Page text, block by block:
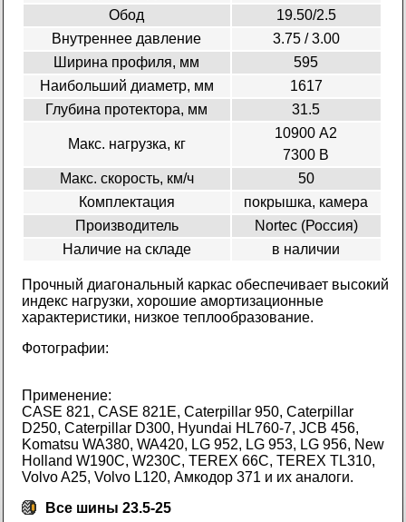
Обод
19.50/2.5
Внутреннее давление
3.75 / 3.00
Ширина профиля, мм
595
Наибольший диаметр, мм
1617
Глубина протектора, мм
31.5
Макс. нагрузка, кг
10900 А2
7300 В
Макс. скорость, км/ч
50
Комплектация
покрышка, камера
Производитель
Nortec (Россия)
Наличие на складе
в наличии
Прочный диагональный каркас обеспечивает высокий
индекс нагрузки, хорошие амортизационные
характеристики, низкое теплообразование.
Фотографии:
Применение:
CASE 821, CASE 821E, Caterpillar 950, Caterpillar
D250, Caterpillar D300, Hyundai HL760-7, JCB 456,
Komatsu WA380, WA420, LG 952, LG 953, LG 956, New
Holland W190C, W230C, TEREX 66C, TEREX TL310,
Volvo A25, Volvo L120, Амкодор 371 и их аналоги.
Все шины 23.5-25